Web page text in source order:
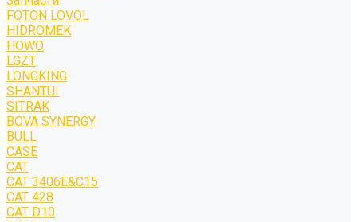
FOTON LOVOL
HIDROMEK
HOWO
LGZT
LONGKING
SHANTUI
SITRAK
BOVA SYNERGY
BULL
CASE
CAT
CAT 3406E&C15
CAT 428
CAT D10